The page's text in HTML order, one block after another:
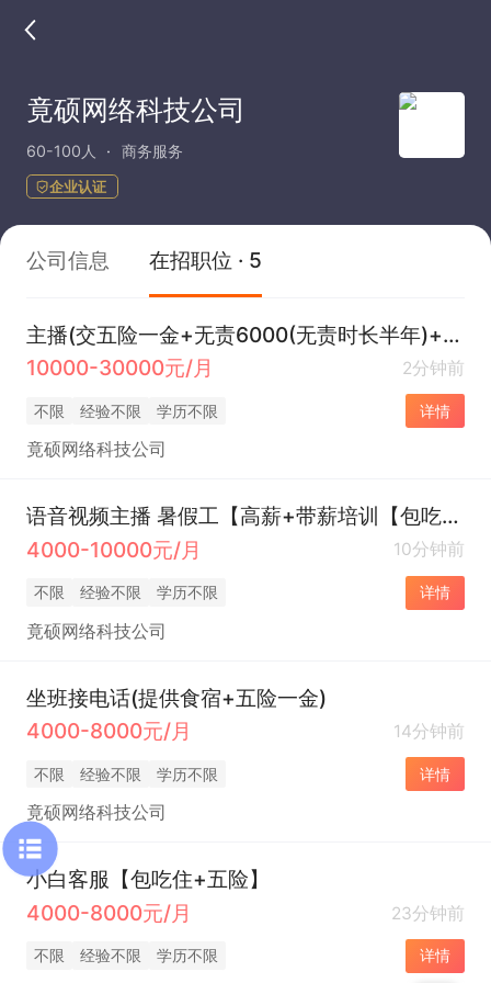
竟硕网络科技公司
60-100人 商务服务
企业认证
公司信息 在招职位 · 5
主播(交五险一金+无责6000(无责时长半年)+时间自由
10000-30000元/月
2分钟前
不限 经验不限 学历不限 详情
竟硕网络科技公司
语音视频主播 暑假工【高薪+带薪培训【包吃住+五险】】
4000-10000元/月
10分钟前
不限 经验不限 学历不限 详情
竟硕网络科技公司
坐班接电话(提供食宿+五险一金)
4000-8000元/月
14分钟前
不限 经验不限 学历不限 详情
竟硕网络科技公司
小白客服【包吃住+五险】
4000-8000元/月
23分钟前
不限 经验不限 学历不限 详情